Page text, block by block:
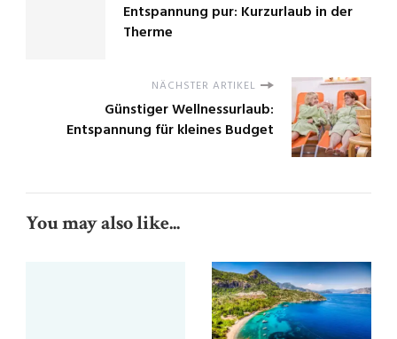
Entspannung pur: Kurzurlaub in der
Therme
NÄCHSTER ARTIKEL
Günstiger Wellnessurlaub:
Entspannung für kleines Budget
You may also like...